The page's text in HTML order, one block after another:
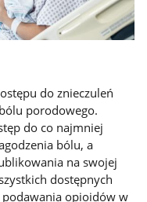
do znieczuleń
porodowego.
do co najmniej
bólu, a
na swojej
dostępnych
opioidów w